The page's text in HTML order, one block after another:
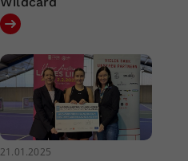
21.01.2025